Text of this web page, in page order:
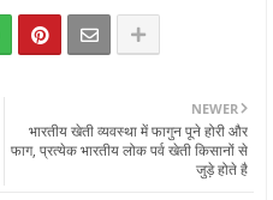
NEWER
भारतीय खेती व्यवस्था में फागुन पूने होरी और
फाग, प्रत्येक भारतीय लोक पर्व खेती किसानों से
जुड़े होते है